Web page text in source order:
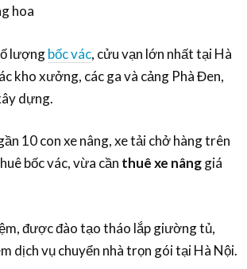
hoa
lượngbốc vác, cửu vạn lớn nhất tại Hà
kho xưởng, các ga và cảng Phà Đen,
dựng.
10 con xe nâng, xe tải chở hàng trên
bốc vác, vừa cần thuê xe nânggiá
được đào tạo tháo lắp giường tủ,
dịch vụ chuyển nhà trọn gói tại Hà Nội.